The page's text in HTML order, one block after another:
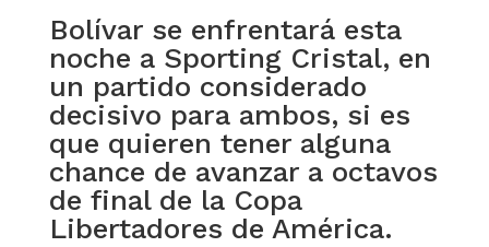
Bolívar se enfrentará esta
noche a Sporting Cristal, en
un partido considerado
decisivo para ambos, si es
que quieren tener alguna
chance de avanzar a octavos
de final de la Copa
Libertadores de América.